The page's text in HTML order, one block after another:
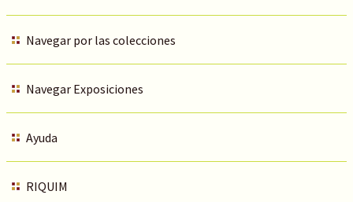
Navegar por las colecciones
Navegar Exposiciones
Ayuda
RIQUIM